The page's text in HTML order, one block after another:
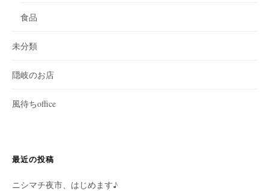
食品
未分類
隠岐のお店
風待ちoffice
最近の投稿
ニシマチ夜市、はじめます♪